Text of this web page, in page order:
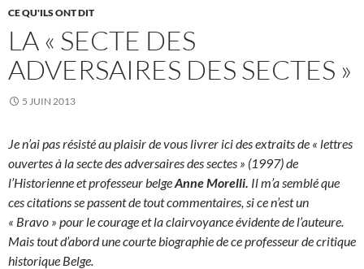
CE QU'ILS ONT DIT
LA « SECTE DES
ADVERSAIRES DES SECTES »
5 JUIN 2013
Je n’ai pas résisté au plaisir de vous livrer ici des extraits de « lettres
ouvertes à la secte des adversaires des sectes » (1997) de
l’Historienne et professeur belgeAnne Morelli. Il m’a semblé que
ces citations se passent de tout commentaires, si ce n’est un
« Bravo » pour le courage et la clairvoyance évidente de l’auteure.
Mais tout d’abord une courte biographie de ce professeur de critique
historique Belge.